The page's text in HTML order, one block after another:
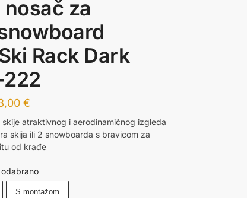
za
Rack Dark
€
skije atraktivnog i aerodinamičnog izgleda
skija ili 2 snowboarda s bravicom za
od krađe
S montažom